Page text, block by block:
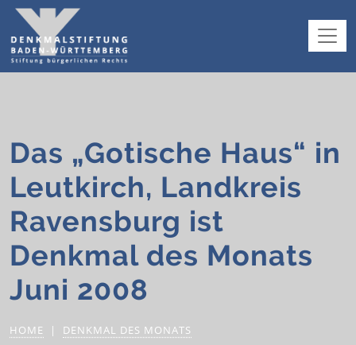
Das „Gotische Haus“ in
Leutkirch, Landkreis
Ravensburg ist
Denkmal des Monats
Juni 2008
HOME
DENKMAL DES MONATS